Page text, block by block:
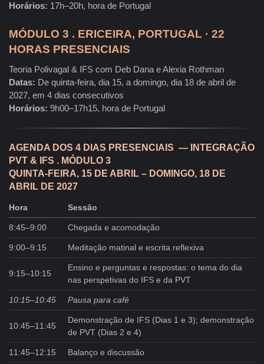
Horários: 17h–20h, hora de Portugal
MÓDULO 3 . ERICEIRA, PORTUGAL · 22
HORAS PRESENCIAIS
Teoria Polivagal & IFS com Deb Dana e Alexia Rothman
Datas: De quinta-feira, dia 15, a domingo, dia 18 de abril de
2027, em 4 dias consecutivos
Horários: 9h00–17h15, hora de Portugal
AGENDA DOS 4 DIAS PRESENCIAIS — INTEGRAÇÃO
PVT & IFS . MÓDULO 3
QUINTA-FEIRA, 15 DE ABRIL – DOMINGO, 18 DE
ABRIL DE 2027
Hora Sessão
8:45–9:00 Chegada e acomodação
9:00–9:15 Meditação matinal e escrita reflexiva
9:15–10:15
Ensino e perguntas e respostas: o tema do dia
nas perspetivas do IFS e da PVT
10:15–10:45 Pausa para café
10:45–11:45
Demonstração de IFS (Dias 1 e 3); demonstração
de PVT (Dias 2 e 4)
11:45–12:15 Balanço e discussão